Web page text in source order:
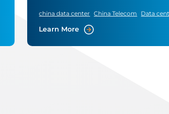
china data center China Telecom Data
Learn More